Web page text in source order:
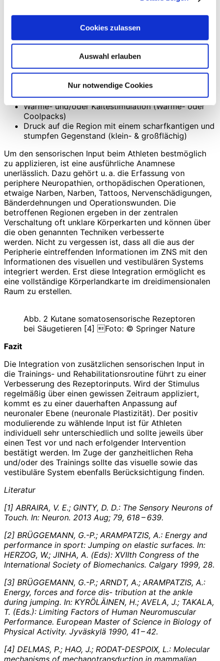
Cookies zulassen
Auswahl erlauben
Nur notwendige Cookies
Folgende Techniken können flächig oder punktuell
angewendet werden:
leichte oberflächliche Berührung (mit der Hand /
Taping) oder Vibration (niedrig-/hochfrequent Hz)
auf/unter dem Fuß sowie vor und/oder während der
Bewegung
festerer Druck auf das Gewebe
(Kompressionstechniken, Flossing)
Wärme- und/oder Kältestimulation (Wärme- oder
Coolpacks)
Druck auf die Region mit einem scharfkantigen und
stumpfen Gegenstand (klein- & großflächig)
Um den sensorischen Input beim Athleten bestmöglich
zu applizieren, ist eine ausführliche Anamnese
unerlässlich. Dazu gehört u. a. die Erfassung von
periphere Neuropathien, orthopädischen Operationen,
etwaige Narben, Narben, Tattoos, Nervenschädigungen,
Bänderdehnungen und Operationswunden. Die
betroffenen Regionen ergeben in der zentralen
Verschaltung oft unklare Körperkarten und können über
die oben genannten Techniken verbesserte
werden. Nicht zu vergessen ist, dass all die aus der
Peripherie eintreffenden Informationen im ZNS mit den
Informationen des visuellen und vestibulären Systems
integriert werden. Erst diese Integration ermöglicht es
eine vollständige Körperlandkarte im dreidimensionalen
Raum zu erstellen.
Abb. 2 Kutane somatosensorische Rezeptoren
bei Säugetieren [4] Foto: © Springer Nature
Fazit
Die Integration von zusätzlichen sensorischen Input in
die Trainings- und Rehabilitationsroutine führt zu einer
Verbesserung des Rezeptorinputs. Wird der Stimulus
regelmäßig über einen gewissen Zeitraum appliziert,
kommt es zu einer dauerhaften Anpassung auf
neuronaler Ebene (neuronale Plastizität). Der positiv
modulierende zu wählende Input ist für Athleten
individuell sehr unterschiedlich und sollte jeweils über
einen Test vor und nach erfolgender Intervention
bestätigt werden. Im Zuge der ganzheitlichen Reha
und/oder des Trainings sollte das visuelle sowie das
vestibuläre System ebenfalls Berücksichtigung finden.
Literatur
[1] ABRAIRA, V. E.; GINTY, D. D.: The Sensory Neurons of
Touch. In: Neuron. 2013 Aug; 79, 618 – 639.
[2] BRÜGGEMANN, G.-P.; ARAMPATZIS, A.: Energy and
performance in sport: Jumping on elastic surfaces. In:
HERZOG, W.; JINHA, A. (Eds): XVIIth Congress of the
International Society of Biomechanics. Calgary 1999, 28.
[3] BRÜGGEMANN, G.-P.; ARNDT, A.; ARAMPATZIS, A.:
Energy, forces and force dis- tribution at the ankle
during jumping. In: KYRÖLÄINEN, H.; AVELA, J.; TAKALA,
T. (Eds.): Limiting Factors of Human Neuromuscular
Performance. European Master of Science in Biology of
Physical Activity. Jyväskylä 1990, 41 – 42.
[4] DELMAS, P.; HAO, J.; RODAT-DESPOIX, L.: Molecular
mechanisms of mechanotransduction in mammalian